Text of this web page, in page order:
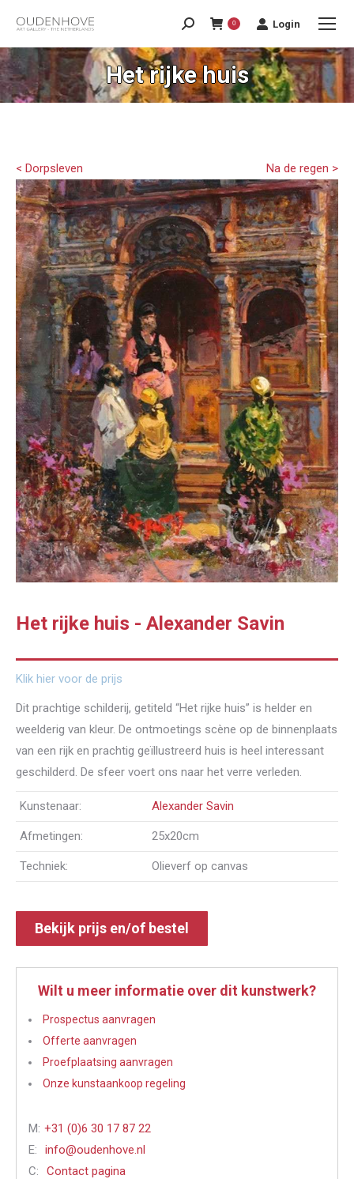
0 Login
Het rijke huis
Na de regen >
< Dorpsleven
Het rijke huis - Alexander Savin
Klik hier voor de prijs
Dit prachtige schilderij, getiteld “Het rijke huis” is helder en
weelderig van kleur. De ontmoetings scène op de binnenplaats
van een rijk en prachtig geïllustreerd huis is heel interessant
geschilderd. De sfeer voert ons naar het verre verleden.
Kunstenaar: Alexander Savin
Afmetingen: 25x20cm
Techniek: Olieverf op canvas
Bekijk prijs en/of bestel
Wilt u meer informatie over dit kunstwerk?
Prospectus aanvragen
Offerte aanvragen
Proefplaatsing aanvragen
Onze kunstaankoop regeling
M: +31 (0)6 30 17 87 22
E:
info@oudenhove.nl
C:
Contact pagina